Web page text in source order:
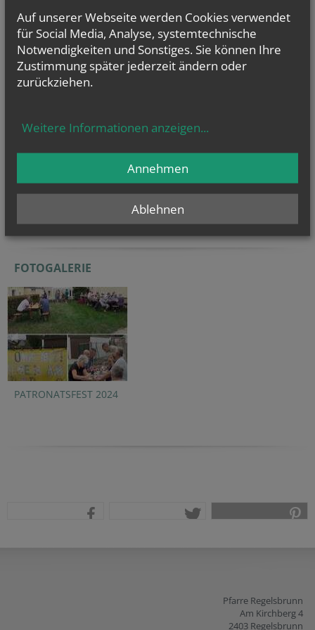
NACHRICHTEN
Politikwissenschaftler: Trump wird...
Caritas OÖ lässt bunte Wandersteine...
Telefonseelsorge: Frauen rufen...
FOTOGALERIE
PATRONATSFEST 2024
Pfarre Regelsbrunn
Am Kirchberg 4
2403 Regelsbrunn
Auf unserer Webseite werden Cookies verwendet
für Social Media, Analyse, systemtechnische
Notwendigkeiten und Sonstiges. Sie können Ihre
Zustimmung später jederzeit ändern oder
zurückziehen.
Weitere Informationen anzeigen...
Ablehnen
Annehmen